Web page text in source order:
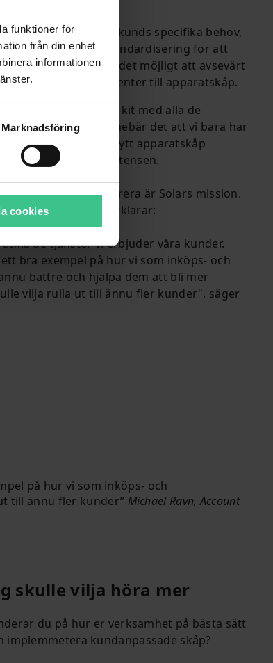
funktioner för
från din enhet
informationen
Marknadsföring
cookies
byggs efter varje kunds specifika behov,
en hög grad av standardisering för att
Detta har gjort det möjligt att avsevärt
elektriska komponenter till apparatskåp.
tre standard-kit med alla de
I praktiken innebär det att vi bara har
vi ska bygga ett nytt apparatskåp
säger Peter Mortensen.
beställa och leverera är Solars mission.
Industry på Solar, förklarar:
de tjänster vi erbjuder våra kunder.
bra exempel på hur vi som inköps- och
bättre och hjälpa dem att bli mer
vilja rulla ut till ännu fler kunder", säger
på hur vi som inköps- och
till ännu fler kunder
Michael Ravn, Account
skulle vilja höra mer
du på hur er verksamhet på bästa sätt
implemmetera kundanpassade skåp?